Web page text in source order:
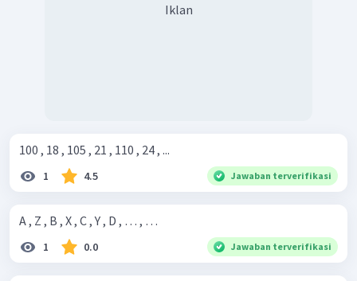
Iklan
100 , 18 , 105 , 21 , 110 , 24 , ...
1 4.5 Jawaban terverifikasi
A , Z , B , X , C , Y , D , … , …
1 0.0 Jawaban terverifikasi